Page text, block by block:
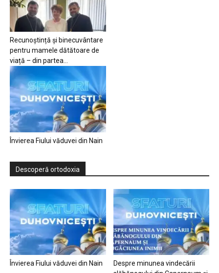
Recunoștință și binecuvântare
pentru mamele dătătoare de
viață – din partea...
Învierea Fiului văduvei din Nain
Descoperă ortodoxia
Învierea Fiului văduvei din Nain
Despre minunea vindecării